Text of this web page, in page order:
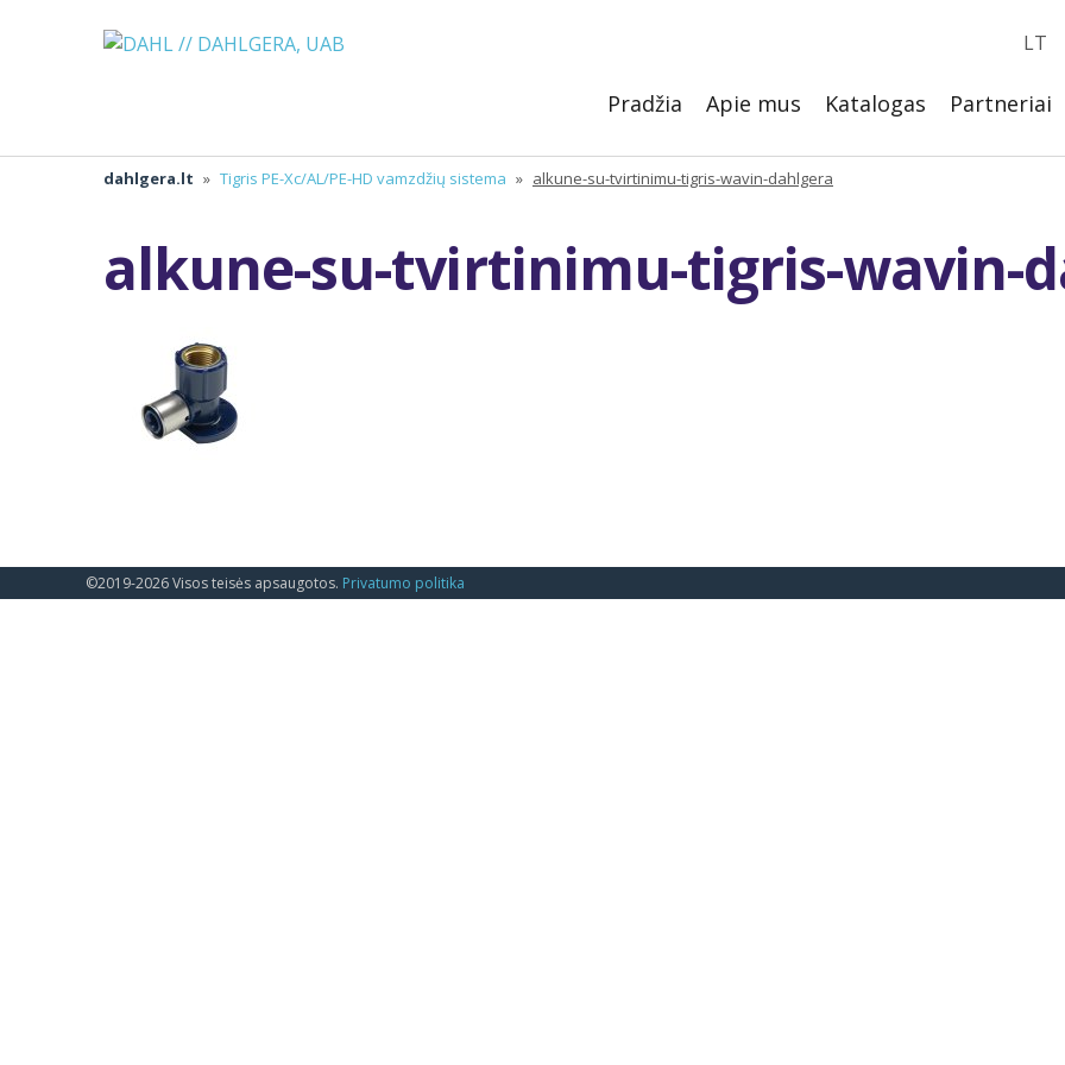
LT
Pradžia Apie mus Katalogas Partneriai
dahlgera.lt » Tigris PE-Xc/AL/PE-HD vamzdžių sistema » alkune-su-tvirtinimu-tigris-wavin-dahlgera
alkune-su-tvirtinimu-tigris-wavin-
©2019-2026 Visos teisės apsaugotos. Privatumo politika